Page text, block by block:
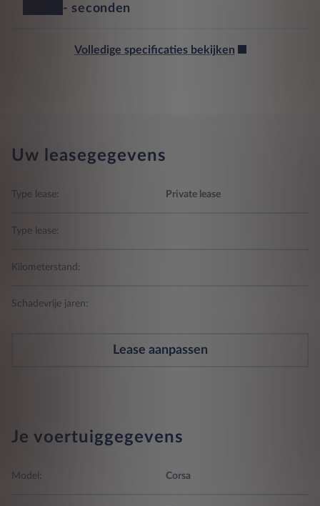
- seconden
Volledige specificaties bekijken
Uw leasegegevens
Type lease: Private lease
Type lease:
Kilometerstand:
Schadevrije jaren:
Lease aanpassen
Je voertuiggegevens
Model: Corsa